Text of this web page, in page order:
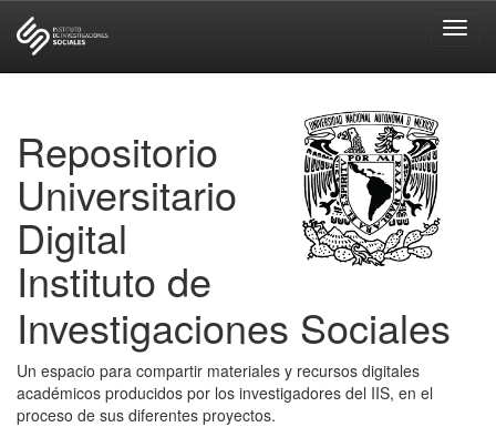
Repositorio
Universitario
Digital
Instituto de
Investigaciones Sociales
Un espacio para compartir materiales y recursos digitales
académicos producidos por los investigadores del IIS, en el
proceso de sus diferentes proyectos.